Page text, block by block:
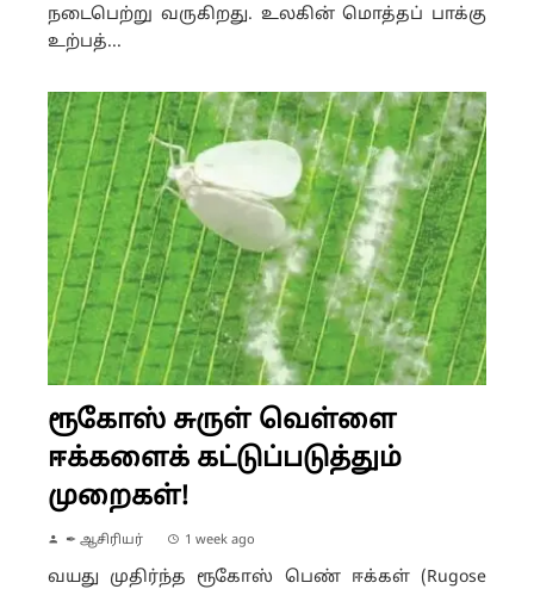
நடைபெற்று வருகிறது. உலகின் மொத்தப் பாக்கு
உற்பத்...
ரூகோஸ் சுருள் வெள்ளை
ஈக்களைக் கட்டுப்படுத்தும்
முறைகள்!
✒ ஆசிரியர் 1 week ago
வயது முதிர்ந்த ரூகோஸ் பெண் ஈக்கள் (Rugose